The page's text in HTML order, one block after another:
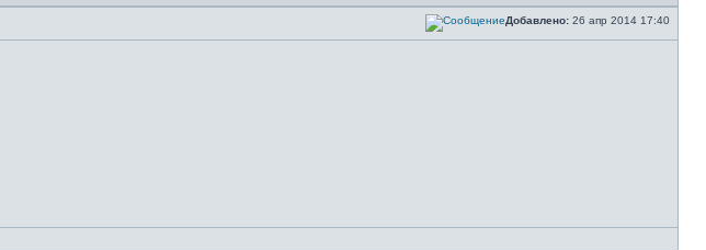
Добавлено: 26 апр 2014 17:40